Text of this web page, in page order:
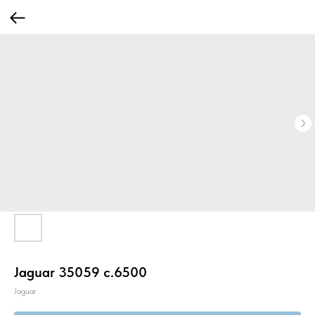
Jaguar 35059 c.6500
Jaguar